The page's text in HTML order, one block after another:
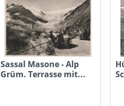
Sassal Masone - Alp
Grüm. Terrasse mit...